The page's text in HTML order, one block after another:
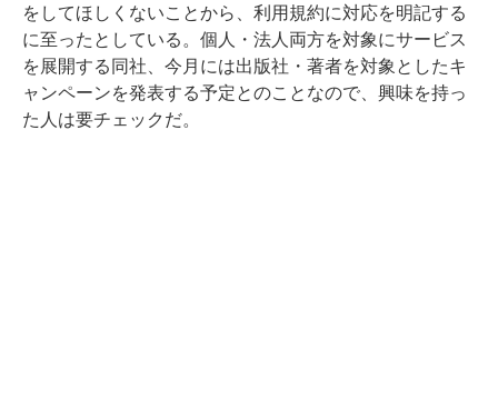
をしてほしくないことから、利用規約に対応を明記する
に至ったとしている。個人・法人両方を対象にサービス
を展開する同社、今月には出版社・著者を対象としたキ
ャンペーンを発表する予定とのことなので、興味を持っ
た人は要チェックだ。